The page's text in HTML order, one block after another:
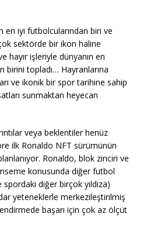
en iyi futbolcularından biri ve
sektörde bir ikon haline
hayır işleriyle dünyanın en
birini topladı… Hayranlarına
ve ikonik bir spor tarihine sahip
sunmaktan heyecan
veya beklentiler henüz
ilk Ronaldo NFT sürümünün
Ronaldo, blok zinciri ve
konusunda diğer futbol
diğer birçok yıldıza)
yeteneklerle merkezileştirilmiş
başarı için çok az ölçüt